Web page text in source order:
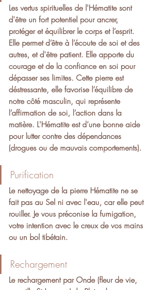
Les vertus spirituelles de l'Hématite sont
d'être un fort potentiel pour ancrer,
protéger et équilibrer le corps et l’esprit.
Elle permet d’être à l’écoute de soi et des
autres, et d'être patient. Elle apporte du
courage et de la confiance en soi pour
dépasser ses limites. Cette pierre est
déstressante, elle favorise l’équilibre de
notre côté masculin, qui représente
l’affirmation de soi, l’action dans la
matière. L'Hématite est d’une bonne aide
pour lutter contre des dépendances
(drogues ou de mauvais comportements).
Purification
Le nettoyage de la pierre Hématite ne se
fait pas au Sel ni avec l'eau, car elle peut
rouiller. Je vous préconise la fumigation,
votre intention avec le creux de vos mains
ou un bol tibétain.
Rechargement
Le rechargement par Onde (fleur de vie,